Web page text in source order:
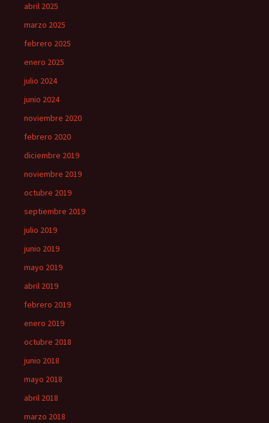
abril 2025
marzo 2025
febrero 2025
enero 2025
julio 2024
junio 2024
noviembre 2020
febrero 2020
diciembre 2019
noviembre 2019
octubre 2019
septiembre 2019
julio 2019
junio 2019
mayo 2019
abril 2019
febrero 2019
enero 2019
octubre 2018
junio 2018
mayo 2018
abril 2018
marzo 2018